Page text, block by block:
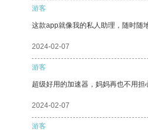
游客
这款app就像我的私人助理，随时随
2024-02-07
游客
超级好用的加速器，妈妈再也不用担
2024-02-07
游客